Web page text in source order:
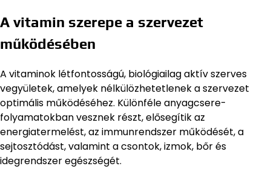
A vitamin szerepe a szervezet
működésében
A vitaminok létfontosságú, biológiailag aktív szerves
vegyületek, amelyek nélkülözhetetlenek a szervezet
optimális működéséhez. Különféle anyagcsere-
folyamatokban vesznek részt, elősegítik az
energiatermelést, az immunrendszer működését, a
sejtosztódást, valamint a csontok, izmok, bőr és
idegrendszer egészségét.